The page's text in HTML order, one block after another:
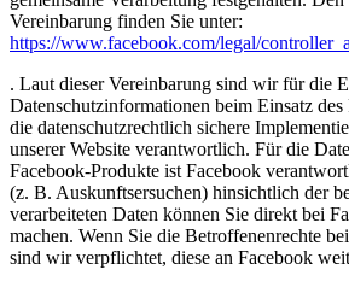
Vereinbarung finden Sie unter:
https://www.facebook.com/legal/
. Laut dieser Vereinbarung sind wir für die
Datenschutzinformationen beim Einsatz
die datenschutzrechtlich sichere
unserer Website verantwortlich. Für die
Facebook-Produkte ist Facebook
(z. B. Auskunftsersuchen) hinsichtlich der
verarbeiteten Daten können Sie direkt bei
machen. Wenn Sie die Betroffenenrechte
sind wir verpflichtet, diese an Facebook